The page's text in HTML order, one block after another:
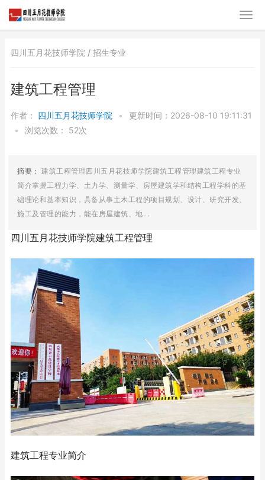
四川五月花技师学院 / 招生专业
建筑工程管理
作者： 四川五月花技师学院 •
更新时间：2026-08-10 19:11:31
•
浏览次数： 52次
摘要： 建筑工程管理四川五月花技师学院建筑工程管理建筑工程专业
简介掌握工程力学、土力学、测量学、房屋建筑学和结构工程学科的基
础理论和基本知识，具备从事土木工程的项目规划、设计、研究开发、
施工及管理的能力，能在房屋建筑、地...
四川五月花技师学院建筑工程管理
建筑工程专业简介